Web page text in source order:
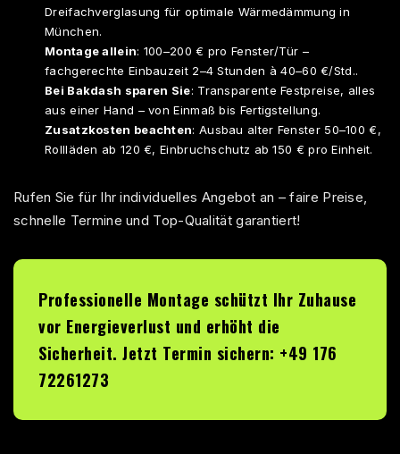
Dreifachverglasung für optimale Wärmedämmung in
München.​
Montage allein: 100–200 € pro Fenster/Tür –
fachgerechte Einbauzeit 2–4 Stunden à 40–60 €/Std..​
Bei Bakdash sparen Sie: Transparente Festpreise, alles
aus einer Hand – von Einmaß bis Fertigstellung.​
Zusatzkosten beachten: Ausbau alter Fenster 50–100 €,
Rollläden ab 120 €, Einbruchschutz ab 150 € pro Einheit.​
Rufen Sie für Ihr individuelles Angebot an – faire Preise,
schnelle Termine und Top-Qualität garantiert!​
Professionelle Montage schützt Ihr Zuhause
vor Energieverlust und erhöht die
Sicherheit. Jetzt Termin sichern: +49 176
72261273